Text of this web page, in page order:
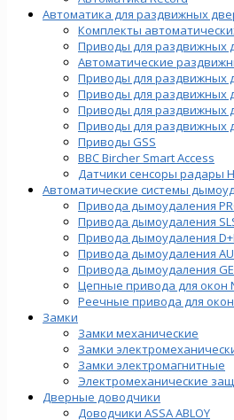
Автоматика для раздвижных
Комплекты
Приводы для раздвижных
Автоматические
Приводы для раздвижных
Приводы для раздвижных
Приводы для раздвижных
Приводы для раздвижных
Приводы GSS
BBC Bircher Smart Access
Датчики сенсоры радары
Автоматические системы
Привода дымоудаления
Привода дымоудаления
Привода дымоудаления
Привода дымоудаления
Привода дымоудаления
Цепные привода для окон
Реечные привода для окон
Замки
Замки механические
Замки
Замки электромагнитные
Электромеханические
Дверные доводчики
Доводчики ASSA ABLOY